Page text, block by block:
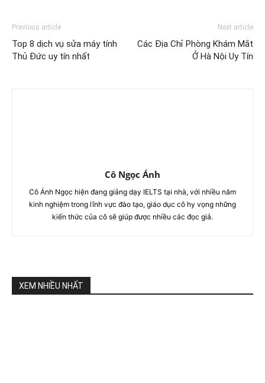
Previous article
Top 8 dịch vụ sửa máy tính
Thủ Đức uy tín nhất
Next article
Các Địa Chỉ Phòng Khám Mắt
Ở Hà Nội Uy Tín
Cô Ngọc Ánh
Cô Ánh Ngọc hiện đang giảng dạy IELTS tại nhà, với nhiều năm
kinh nghiệm trong lĩnh vực đào tạo, giáo dục cô hy vọng những
kiến thức của cô sẽ giúp được nhiều các đọc giả.
XEM NHIỀU NHẤT